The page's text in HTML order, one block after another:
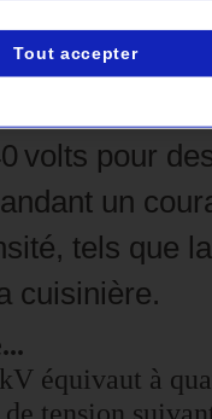
utilise des
des
le
volts pour
un
tels que la
cuisinière.
équivaut à
Tout accepter